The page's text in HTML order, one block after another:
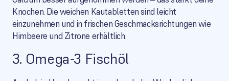
Knochen. Die weichen Kautabletten sind leicht
einzunehmen und in frischen Geschmacksrichtungen wie
Himbeere und Zitrone erhältlich.
3. Omega-3 Fischöl